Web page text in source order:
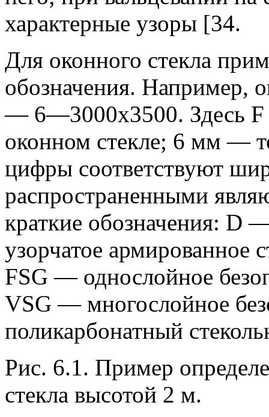
характерные узоры [34.
Для оконного стекла
обозначения. Например,
— 6—3000x3500. Здесь F
оконном стекле; 6 мм —
цифры соответствуют
распространенными
краткие обозначения: D
узорчатое армированное
FSG — однослойное
VSG — многослойное
поликарбонатный
Рис. 6.1. Пример
стекла высотой 2 м.